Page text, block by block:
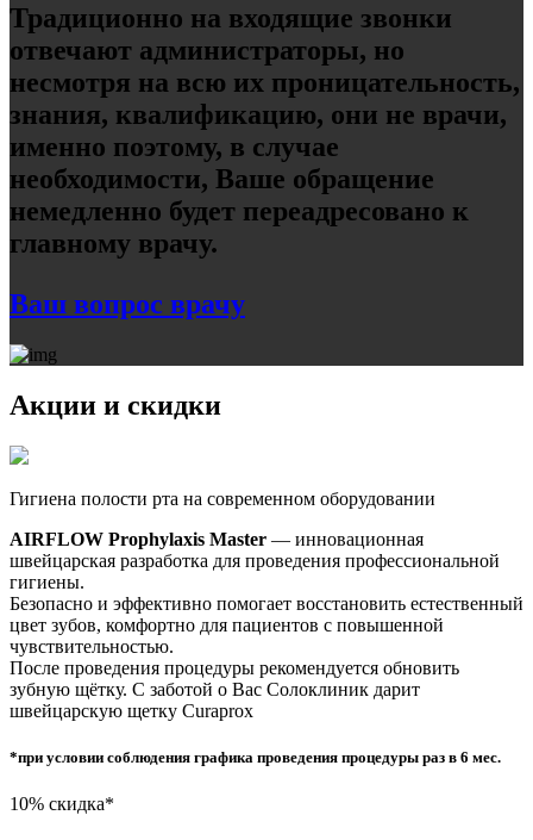
Традиционно на входящие звонки
отвечают администраторы, но
несмотря на всю их проницательность,
знания, квалификацию, они не врачи,
именно поэтому, в случае
необходимости, Ваше обращение
немедленно будет переадресовано к
главному врачу.
Ваш вопрос врачу
Акции и скидки
Гигиена полости рта на современном оборудовании
AIRFLOW Prophylaxis Master — инновационная
швейцарская разработка для проведения профессиональной
гигиены.
Безопасно и эффективно помогает восстановить естественный
цвет зубов, комфортно для пациентов с повышенной
чувствительностью.
После проведения процедуры рекомендуется обновить
зубную щётку. С заботой о Вас Солоклиник дарит
швейцарскую щетку Curaprox
*при условии соблюдения графика проведения процедуры раз в 6 мес.
10% скидка*